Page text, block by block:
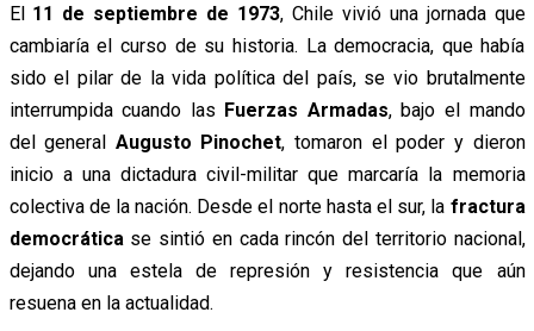
El11 de septiembre de 1973, Chile vivió una jornada que
cambiaría el curso de su historia. La democracia, que había
sido el pilar de la vida política del país, se vio brutalmente
interrumpida cuando las Fuerzas Armadas, bajo el mando
del general Augusto Pinochet, tomaron el poder y dieron
inicio a una dictadura civil-militar que marcaría la memoria
colectiva de la nación. Desde el norte hasta el sur, la fractura
democrática se sintió en cada rincón del territorio nacional,
dejando una estela de represión y resistencia que aún
resuena en la actualidad.